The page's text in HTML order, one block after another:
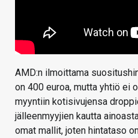
AMD:n ilmoittama
on 400 euroa, mutta yhtiö ei
myyntiin kotisivujensa
jälleenmyyjien kautta
omat mallit, joten hintataso